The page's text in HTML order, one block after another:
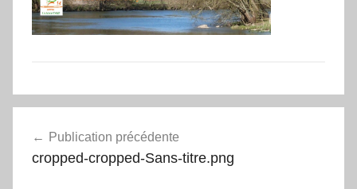
de
Publication précédente
cropped-cropped-Sans-titre.png